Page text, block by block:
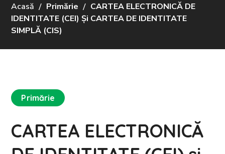
Acasă Primărie
CARTEA ELECTRONICĂ DE
IDENTITATE (CEI) Și CARTEA DE IDENTITATE
SIMPLĂ (CIS)
Primărie
CARTEA ELECTRONICĂ